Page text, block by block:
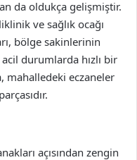
da oldukça gelişmiştir.
ve sağlık ocağı
bölge sakinlerinin
acil durumlarda hızlı bir
mahalledeki eczaneler
açısından zengin